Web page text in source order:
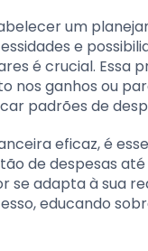
um
e
é crucial.
nos ganhos ou
padrões de
eficaz, é
de despesas
adapta à sua
educando